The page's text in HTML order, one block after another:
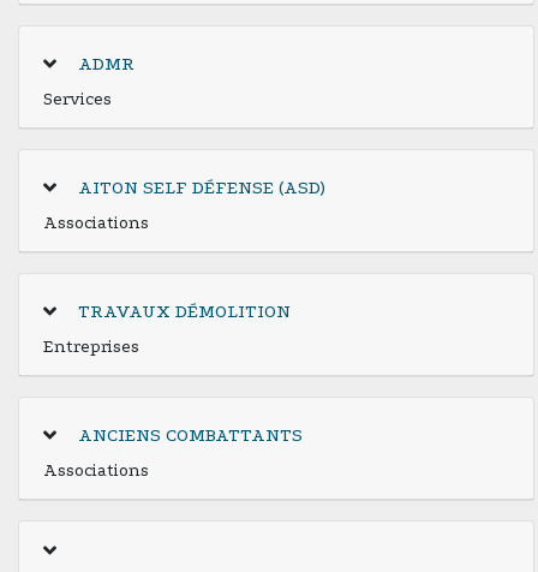
ADMR
Services
AITON SELF DÉFENSE (ASD)
Associations
TRAVAUX DÉMOLITION
Entreprises
ANCIENS COMBATTANTS
Associations